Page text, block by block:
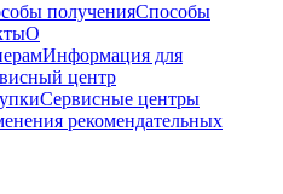
полученияСпособы
О
Информация для
центр
Сервисные центры
рекомендательных